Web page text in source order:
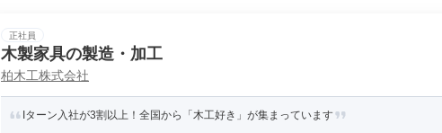
正社員
木製家具の製造・加工
柏木工株式会社
Iターン入社が3割以上！全国から「木工好き」が集まっています